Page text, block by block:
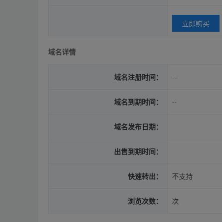
立即购买
域名详情
域名注册时间： --
域名到期时间： --
域名发布日期：
出售到期时间：
快速转出： 不支持
浏览次数： 次